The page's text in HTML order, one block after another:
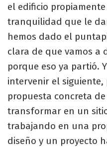
el edificio
tranquilidad que le
hemos dado el
clara de que vamos a
porque eso ya partió.
intervenir el
propuesta concreta
transformar en un
trabajando en una
diseño y un proyecto